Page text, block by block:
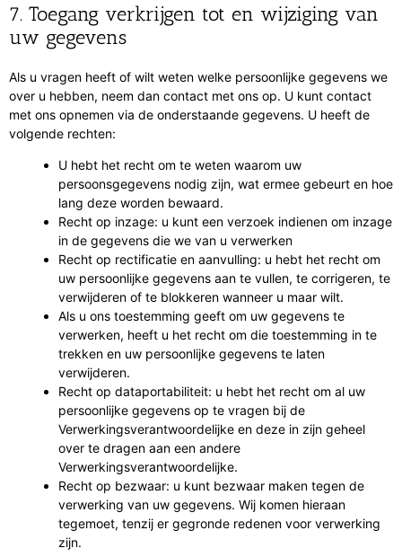
7. Toegang verkrijgen tot en wijziging van
uw gegevens
Als u vragen heeft of wilt weten welke persoonlijke gegevens we
over u hebben, neem dan contact met ons op. U kunt contact
met ons opnemen via de onderstaande gegevens. U heeft de
volgende rechten:
U hebt het recht om te weten waarom uw
persoonsgegevens nodig zijn, wat ermee gebeurt en hoe
lang deze worden bewaard.
Recht op inzage: u kunt een verzoek indienen om inzage
in de gegevens die we van u verwerken
Recht op rectificatie en aanvulling: u hebt het recht om
uw persoonlijke gegevens aan te vullen, te corrigeren, te
verwijderen of te blokkeren wanneer u maar wilt.
Als u ons toestemming geeft om uw gegevens te
verwerken, heeft u het recht om die toestemming in te
trekken en uw persoonlijke gegevens te laten
verwijderen.
Recht op dataportabiliteit: u hebt het recht om al uw
persoonlijke gegevens op te vragen bij de
Verwerkingsverantwoordelijke en deze in zijn geheel
over te dragen aan een andere
Verwerkingsverantwoordelijke.
Recht op bezwaar: u kunt bezwaar maken tegen de
verwerking van uw gegevens. Wij komen hieraan
tegemoet, tenzij er gegronde redenen voor verwerking
zijn.